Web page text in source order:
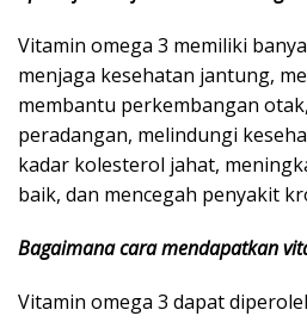
Vitamin omega 3 memiliki
menjaga kesehatan jantung,
membantu perkembangan
peradangan, melindungi
kadar kolesterol jahat,
baik, dan mencegah penyakit
Bagaimana cara mendapatkan
Vitamin omega 3 dapat